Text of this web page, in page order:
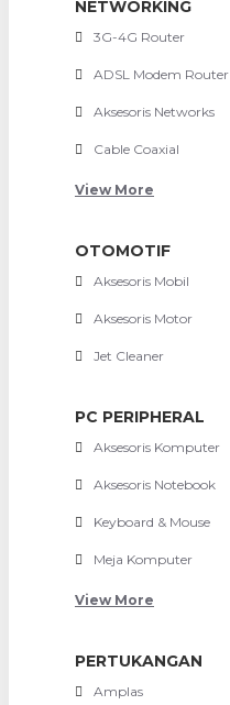
NETWORKING
3G-4G Router
ADSL Modem Router
Aksesoris Networks
Cable Coaxial
View More
OTOMOTIF
Aksesoris Mobil
Aksesoris Motor
Jet Cleaner
PC PERIPHERAL
Aksesoris Komputer
Aksesoris Notebook
Keyboard & Mouse
Meja Komputer
View More
PERTUKANGAN
Amplas